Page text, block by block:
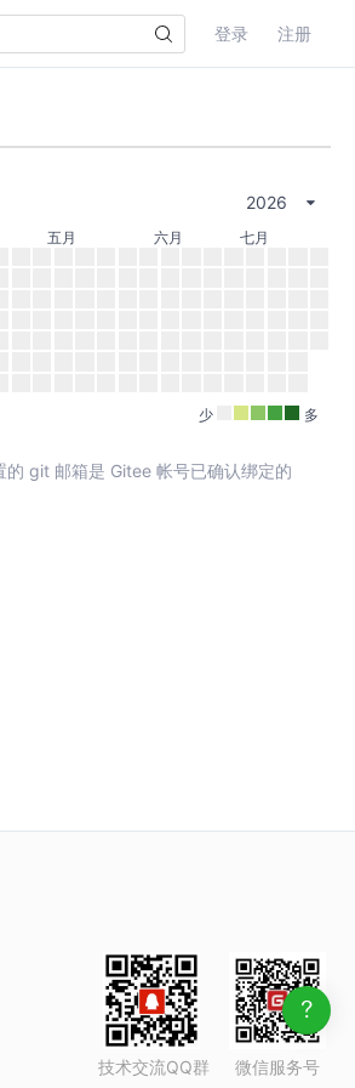
登录 注册
2026
五月 六月 七月
少 多
git 邮箱是 Gitee 帐号已确认绑定的
技术交流QQ群 微信服务号